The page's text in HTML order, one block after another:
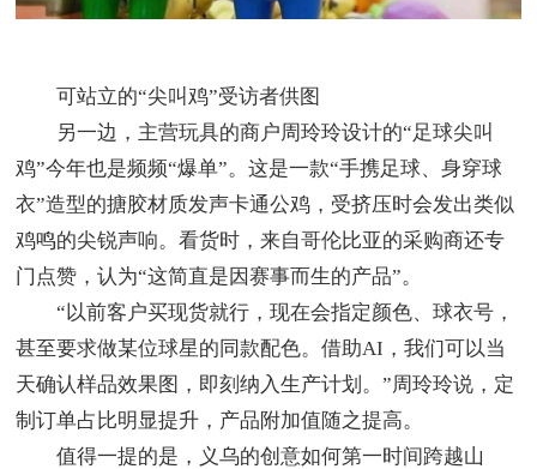
可站立的“尖叫鸡”受访者供图
另一边，主营玩具的商户周玲玲设计的“足球尖叫
鸡”今年也是频频“爆单”。这是一款“手携足球、身穿球
衣”造型的搪胶材质发声卡通公鸡，受挤压时会发出类似
鸡鸣的尖锐声响。看货时，来自哥伦比亚的采购商还专
门点赞，认为“这简直是因赛事而生的产品”。
“以前客户买现货就行，现在会指定颜色、球衣号，
甚至要求做某位球星的同款配色。借助AI，我们可以当
天确认样品效果图，即刻纳入生产计划。”周玲玲说，定
制订单占比明显提升，产品附加值随之提高。
值得一提的是，义乌的创意如何第一时间跨越山